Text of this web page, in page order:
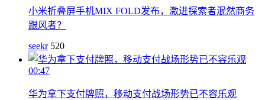
小米折叠屏手机MIX FOLD发布，激进探索者泯然商务
跟风者？
seekr 520
00:47
华为拿下支付牌照，移动支付战场形势已不容乐观